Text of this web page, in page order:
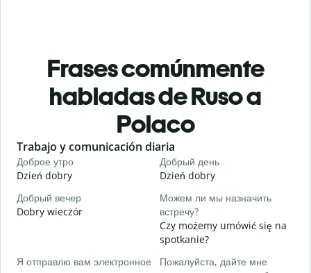
Frases comúnmente
habladas de Ruso a
Polaco
Slide 1 of 6
Trabajo y comunicación diaria
Доброе утро
Dzień dobry
Добрый день
Dzień dobry
Добрый вечер
Dobry wieczór
Можем ли мы назначить
встречу?
Czy możemy umówić się na
spotkanie?
Я отправлю вам электронное
Пожалуйста, дайте мне